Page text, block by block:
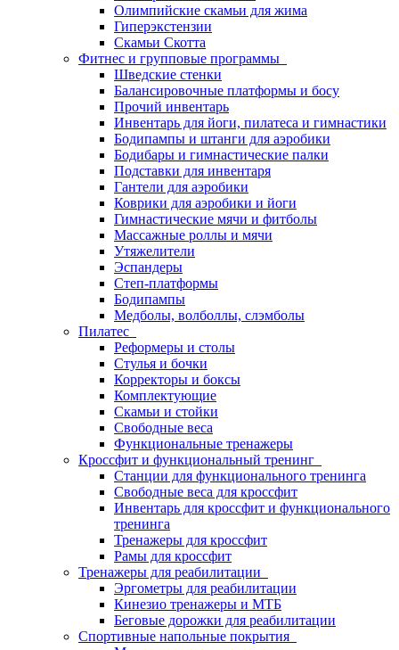
Олимпийские скамьи для жима
Гиперэкстензии
Скамьи Скотта
Фитнес и групповые программы
Шведские стенки
Балансировочные платформы и босу
Прочий инвентарь
Инвентарь для йоги, пилатеса и гимнастики
Бодипампы и штанги для аэробики
Бодибары и гимнастические палки
Подставки для инвентаря
Гантели для аэробики
Коврики для аэробики и йоги
Гимнастические мячи и фитболы
Массажные роллы и мячи
Утяжелители
Эспандеры
Степ-платформы
Бодипампы
Медболы, волболлы, слэмболы
Пилатес
Реформеры и столы
Стулья и бочки
Корректоры и боксы
Комплектующие
Скамьи и стойки
Свободные веса
Функциональные тренажеры
Кроссфит и функциональный тренинг
Станции для функционального тренинга
Свободные веса для кроссфит
Инвентарь для кроссфит и функционального
тренинга
Тренажеры для кроссфит
Рамы для кроссфит
Тренажеры для реабилитации
Эргометры для реабилитации
Кинезио тренажеры и МТБ
Беговые дорожки для реабилитации
Спортивные напольные покрытия